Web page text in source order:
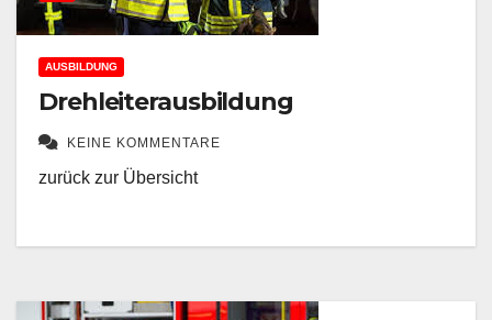
AUSBILDUNG
Drehleiterausbildung
zurück zur Übersicht